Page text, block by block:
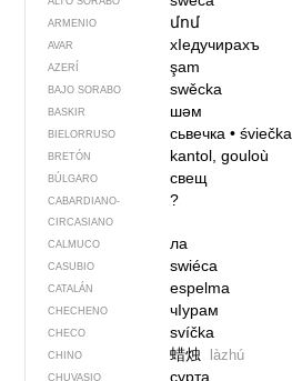
ARMENIO մոմ
AVAR хIедучирахъ
AZERÍ şam
BAJO SORABO swěcka
BASKIR шәм
BIELORRUSO сьвечка• śviečka
BRETÓN kantol, gouloù
BÚLGARO свещ
CABARDIANO-
CIRCASIANO
?
CALMUCO ла
CASUBIO swiéca
CATALÁN espelma
CHECHENO чIурам
CHECO svíčka
CHINO 蜡烛 làzhú
CHUVASIO ҫурта